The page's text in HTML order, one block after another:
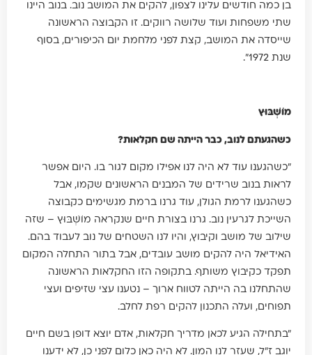
בן כמה חודשים עלינו לצפון, להקים את המושב נוב. בנוב היינו
שתי משפחות ועוד שלושה רווקים. זו הקבוצה הראשונה
שייסדה את המושב, קצת לפני מלחמת יום הכיפורים, בסוף
שנת 1972".
מוֹשְׁבּוּץ
כשהגעתם לנוב, כבר הייתה שם חקלאות?
"כשהגענו עוד לא היה לנו אפילו מקום לגור בו. היום אפשר
לראות בנוב שרידים של המבנים הראשונים שקמו, אבל
כשהגענו לרמת הגולן, עוד גרנו ברמת מגשימים כקבוצה
השייכת לגרעין נוב. גרנו בצורת חיים שנקראה מוֹשְׁבּוּץ – שזה
שילוב של מושב וקיבוץ, והיו לנו השטחים של נוב לעבוד בהם.
האידיאל היה להקים מושב עובדים, אבל בתור התחלה המקום
תפקד כקיבוץ משותף. בתקופה הזו החקלאות הראשונה
שהתחלנו בה הייתה לטווח ארוך – נטענו עצי שזיפים ועצי
תפוחים, ועלה התכנון להקים רפת לחלב.
"בתחילה הגיע לכאן מדריך חקלאות, אדם יוצא דופן בשם חיים
יוגב ז״ל, שעזר לנו המון. לא היה כאן כלום לפני כן, לא ידענו